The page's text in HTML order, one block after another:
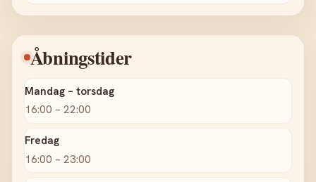
Åbningstider
Mandag – torsdag
16:00 – 22:00
Fredag
16:00 – 23:00